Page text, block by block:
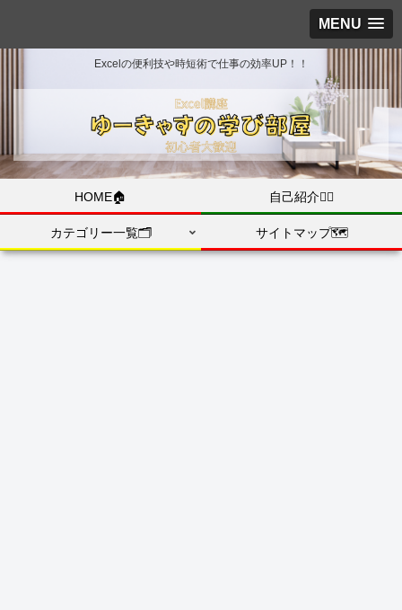
MENU
Excelの便利技や時短術で仕事の効率UP！！
HOME🏠 自己紹介💁‍♀️
カテゴリー一覧🗂️ サイトマップ🗺️